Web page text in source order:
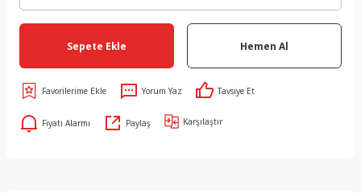
Sepete Ekle Hemen Al
Yorum Yaz Tavsiye Et
Fiyatı Alarmı Paylaş Karşılaştır